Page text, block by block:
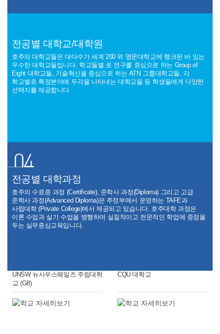
UNSW 뉴사우스웨일즈 주립대학
교 (G8)
CQU 대학교
전공별 대학교/대학원
호주의 대학교들은 대다수가 세계 200 위 명문대학교에 랭크된 바 있는
우수한 대학교들입니다. 학교들별 로 연구를 중심으로 하는 Group of
Eight 대학교들, 기술혁신을 중심으로 하는 ATN 그룹대학교들, 각
학교별로 특정분야에 두각을 나타내는 대학교들 등 학생들에게 다양한
선택지를 제공합니다
전공별 대학과정
호주의 수료증 과정 (Certificate), 준학사 과정(Diploma) 그리고 고급
준학사 과정(Advanced Diploma)은 주정부에서 운영하는 TAFE과
사립대학 (Private College)에서 제공되고 있습니다. 호주대학 과정은
이론 수업과 실기 수업을 병행하여 실질적이고 전문적인 학업에 중점을
두는 실무중심교육입니다.